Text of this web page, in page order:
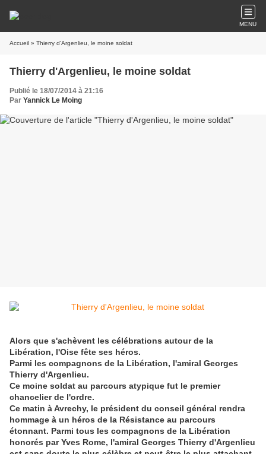
MENU
Accueil » Thierry d'Argenlieu, le moine soldat
Thierry d'Argenlieu, le moine soldat
Publié le 18/07/2014 à 21:16
Par Yannick Le Moing
Alors que s'achèvent les célébrations autour de la
Libération, l'Oise fête ses héros.
Parmi les compagnons de la Libération, l'amiral Georges
Thierry d'Argenlieu.
Ce moine soldat au parcours atypique fut le premier
chancelier de l'ordre.
Ce matin à Avrechy, le président du conseil général rendra
hommage à un héros de la Résistance au parcours
étonnant. Parmi tous les compagnons de la Libération
honorés par Yves Rome, l'amiral Georges Thierry d'Argenlieu